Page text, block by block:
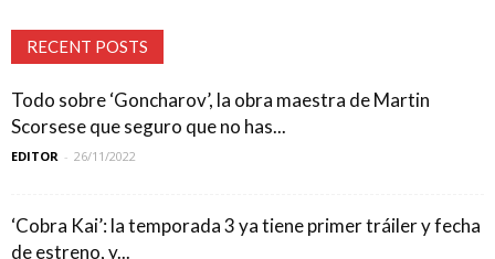
RECENT POSTS
Todo sobre ‘Goncharov’, la obra maestra de Martin
Scorsese que seguro que no has...
EDITOR - 26/11/2022
‘Cobra Kai’: la temporada 3 ya tiene primer tráiler y fecha
de estreno, y...